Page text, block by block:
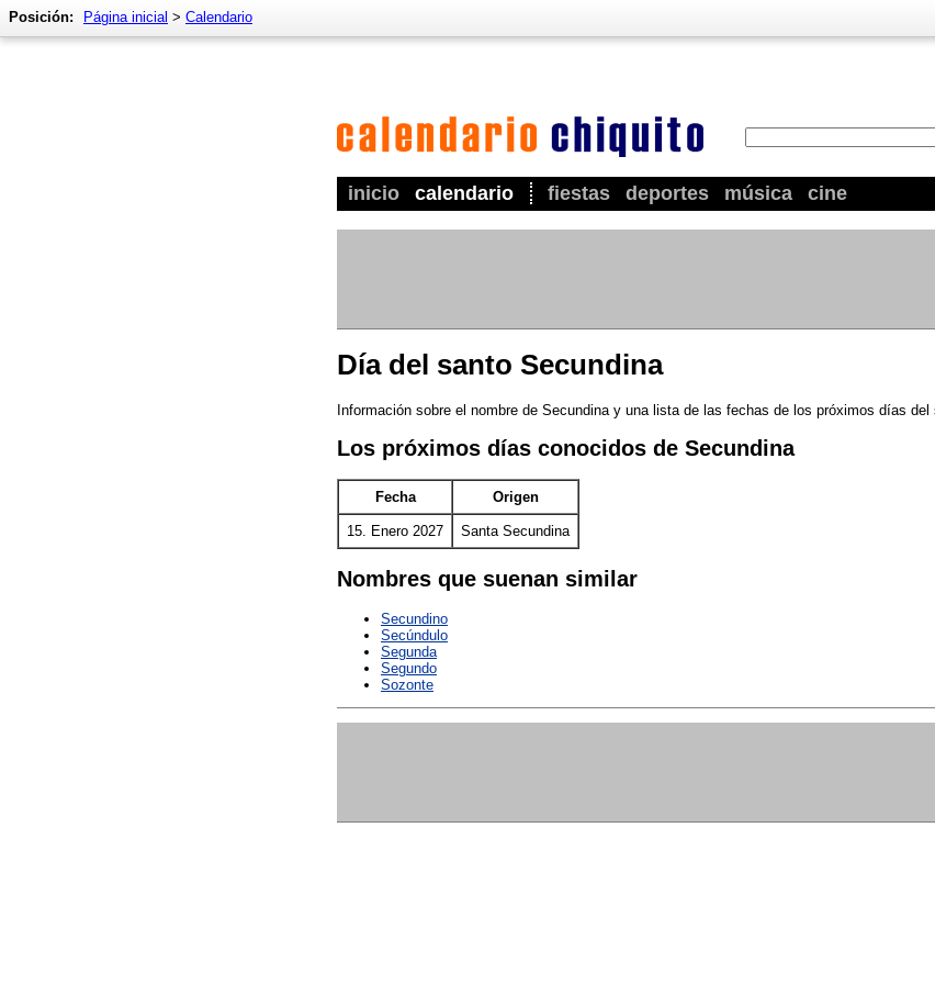
inicio calendario fiestas deportes música cine
Posición: Página inicial > Calendario
Día del santo Secundina
Información sobre el nombre de Secundina y una lista de las fechas de los próximos días del
Los próximos días conocidos de Secundina
Fecha Origen
15. Enero 2027 Santa Secundina
Nombres que suenan similar
Secundino
Secúndulo
Segunda
Segundo
Sozonte